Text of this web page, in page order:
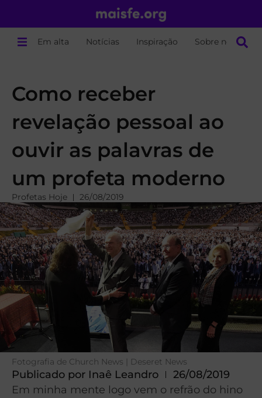
Em alta Notícias Inspiração Sobre nós
Como receber
revelação pessoal ao
ouvir as palavras de
um profeta moderno
Profetas Hoje 26/08/2019
Fotografia de Church News | Deseret News
Publicado por Inaê Leandro
26/08/2019
Em minha mente logo vem o refrão do hino